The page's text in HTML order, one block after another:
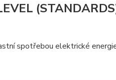
spotřebou elektrické